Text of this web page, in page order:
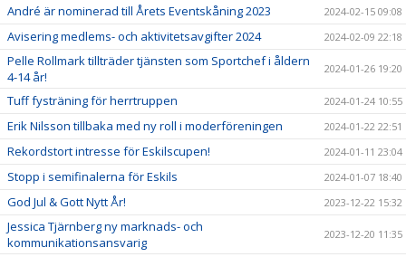
André är nominerad till Årets Eventskåning 2023 2024-02-15 09:08
Avisering medlems- och aktivitetsavgifter 2024 2024-02-09 22:18
Pelle Rollmark tillträder tjänsten som Sportchef i åldern
4-14 år!
2024-01-26 19:20
Tuff fysträning för herrtruppen 2024-01-24 10:55
Erik Nilsson tillbaka med ny roll i moderföreningen 2024-01-22 22:51
Rekordstort intresse för Eskilscupen! 2024-01-11 23:04
Stopp i semifinalerna för Eskils 2024-01-07 18:40
God Jul & Gott Nytt År! 2023-12-22 15:32
Jessica Tjärnberg ny marknads- och
kommunikationsansvarig
2023-12-20 11:35